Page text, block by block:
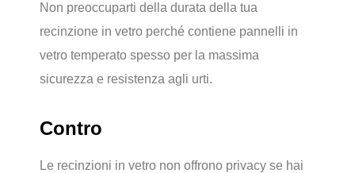
Non preoccuparti della durata della tua
recinzione in vetro perché contiene pannelli in
vetro temperato spesso per la massima
sicurezza e resistenza agli urti.
Contro
Le recinzioni in vetro non offrono privacy se hai